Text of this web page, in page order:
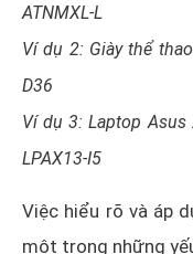
ATNMXL-L
Ví dụ 2: Giày thể
D36
Ví dụ 3: Laptop Asus
LPAX13-I5
Việc hiểu rõ và áp
một trong những